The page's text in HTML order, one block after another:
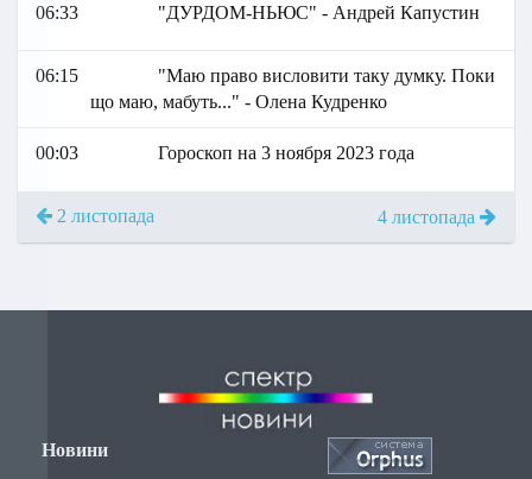
06:33 "ДУРДОМ-НЬЮС" - Андрей Капустин
06:15
"Маю право висловити таку думку. Поки
що маю, мабуть..." - Олена Кудренко
00:03 Гороскоп на 3 ноября 2023 года
2 листопада 4 листопада
Новини